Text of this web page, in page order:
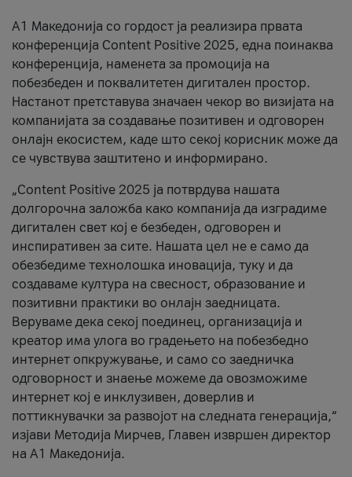
А1 Македонија со гордост ја реализира првата
конференција Content Positive 2025, една поинаква
конференција, наменета за промоција на
побезбеден и поквалитетен дигитален простор.
Настанот претставува значаен чекор во визијата на
компанијата за создавање позитивен и одговорен
онлајн екосистем, каде што секој корисник може да
се чувствува заштитено и информирано.
„Content Positive 2025 ја потврдува нашата
долгорочна заложба како компанија да изградиме
дигитален свет кој е безбеден, одговорен и
инспиративен за сите. Нашата цел не е само да
обезбедиме технолошка иновација, туку и да
создаваме култура на свесност, образование и
позитивни практики во онлајн заедницата.
Веруваме дека секој поединец, организација и
креатор има улога во градењето на побезбедно
интернет опкружување, и само со заедничка
одговорност и знаење можеме да овозможиме
интернет кој е инклузивен, доверлив и
поттикнувачки за развојот на следната генерација,“
изјави Методија Мирчев, Главен извршен директор
на А1 Македонија.